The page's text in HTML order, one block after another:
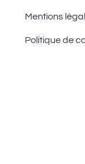
Mentions
Politique de